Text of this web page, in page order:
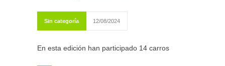
Sin categoría 12/08/2024
En esta edición han participado 14 carros